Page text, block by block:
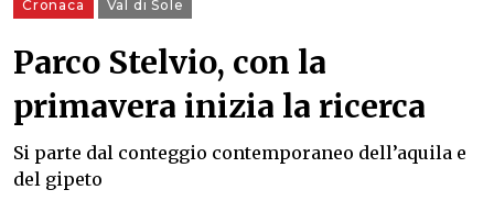
Cronaca Val di Sole
Parco Stelvio, con la
primavera inizia la ricerca
Si parte dal conteggio contemporaneo dell’aquila e
del gipeto